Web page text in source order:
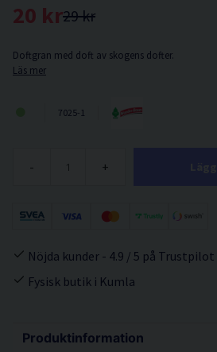
Produktinformation
29 kr
20 kr
Doftgran med doft av skogens dofter.
Läs mer
7025-1
- +
Nöjda kunder - 4.9 / 5 på Trustpilot
Fysisk butik i Kumla